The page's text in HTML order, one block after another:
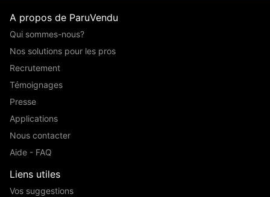
A propos de ParuVendu
Qui sommes-nous?
Nos solutions pour les pros
Recrutement
Témoignages
Presse
Applications
Nous contacter
Aide - FAQ
Liens utiles
Vos suggestions